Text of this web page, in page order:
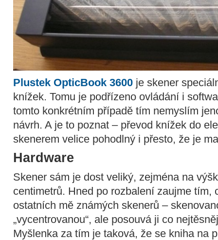
Plustek OpticBook 3600 je skener
knížek. Tomu je podřízeno ovládání i
tomto konkrétním případě tím nemyslím
návrh. A je to poznat – převod knížek do
skenerem velice pohodlný i přesto, že je
Hardware
Skener sám je dost veliký, zejména na
centimetrů. Hned po rozbalení zaujme tím,
ostatních mě známých skenerů –
„vycentrovanou“, ale posouvá ji co
Myšlenka za tím je taková, že se kniha na